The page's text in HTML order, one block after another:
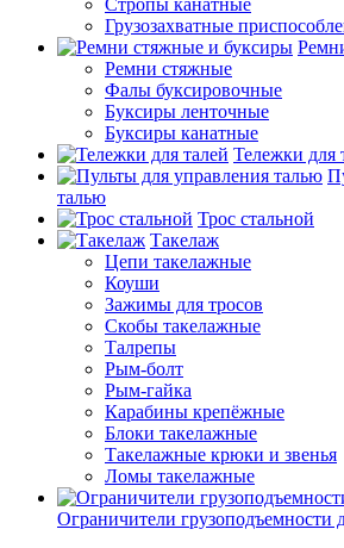
Стропы канатные
Грузозахватные
Ремни стяжные
Фалы буксировочные
Буксиры ленточные
Буксиры канатные
Тележки для
талью
Трос стальной
Такелаж
Цепи такелажные
Коуши
Зажимы для тросов
Скобы такелажные
Талрепы
Рым-болт
Рым-гайка
Карабины крепёжные
Блоки такелажные
Такелажные крюки и звенья
Ломы такелажные
Ограничители грузоподъемности